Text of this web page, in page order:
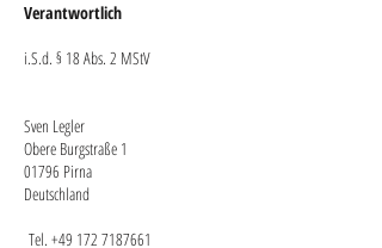
Verantwortlich
i.S.d. § 18 Abs. 2 MStV
Sven Legler
Obere Burgstraße 1
01796 Pirna
Deutschland
Tel. +49 172 7187661